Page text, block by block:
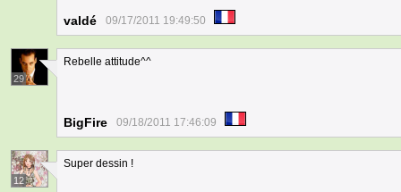
valdé 09/17/2011 19:49:50
29
Rebelle attitude^^
BigFire 09/18/2011 17:46:09
12
Super dessin !